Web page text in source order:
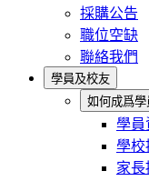
採購公告
職位空缺
聯絡我們
學員及校友
如何成爲學
學員
學校
家長